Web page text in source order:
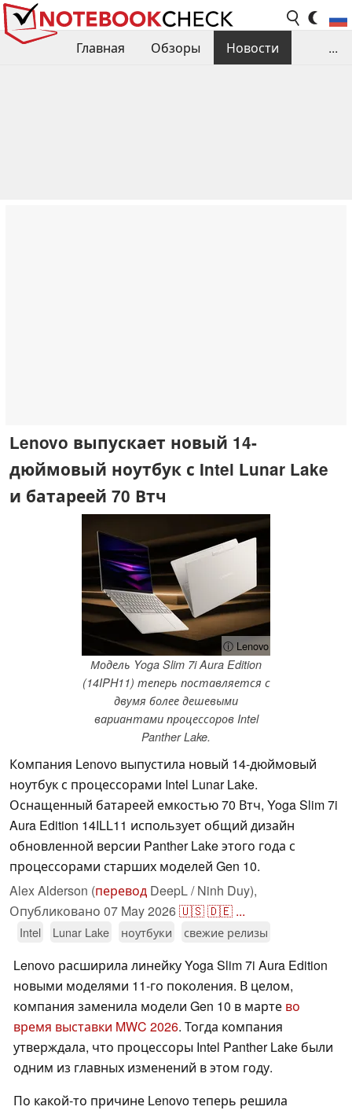
Главная Обзоры
Новости
...
Lenovo выпускает новый 14-
дюймовый ноутбук с Intel Lunar Lake
и батареей 70 Втч
ⓘ Lenovo
Модель Yoga Slim 7i Aura Edition
(14IPH11) теперь поставляется с
двумя более дешевыми
вариантами процессоров Intel
Panther Lake.
Компания Lenovo выпустила новый 14-дюймовый
ноутбук с процессорами Intel Lunar Lake.
Оснащенный батареей емкостью 70 Втч, Yoga Slim 7i
Aura Edition 14ILL11 использует общий дизайн
обновленной версии Panther Lake этого года с
процессорами старших моделей Gen 10.
Alex Alderson (перевод DeepL / Ninh Duy),
Опубликовано 07 May 2026🇺🇸🇩🇪 ...
Intel Lunar Lake ноутбуки свежие релизы
Lenovo расширила линейку Yoga Slim 7i Aura Edition
новыми моделями 11-го поколения. В целом,
компания заменила модели Gen 10 в марте во
время выставки MWC 2026. Тогда компания
утверждала, что процессоры Intel Panther Lake были
одним из главных изменений в этом году.
По какой-то причине Lenovo теперь решила